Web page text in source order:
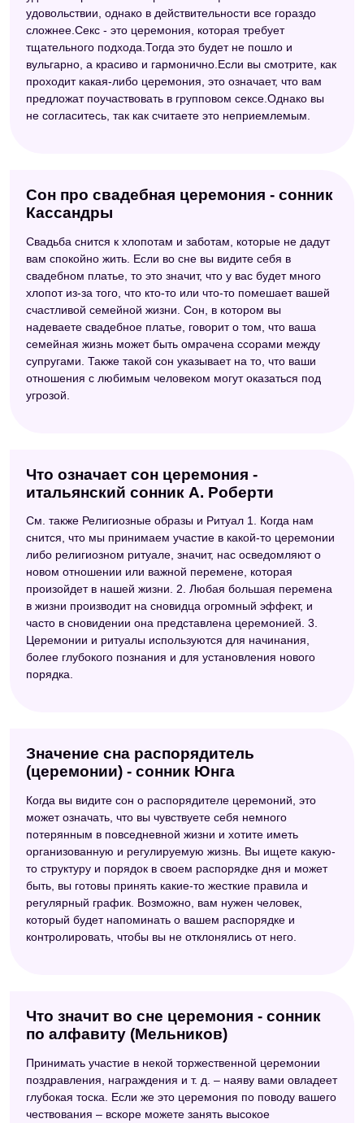
удовольствии, однако в действительности все гораздо
сложнее.Секс - это церемония, которая требует
тщательного подхода.Тогда это будет не пошло и
вульгарно, а красиво и гармонично.Если вы смотрите, как
проходит какая-либо церемония, это означает, что вам
предложат поучаствовать в групповом сексе.Однако вы
не согласитесь, так как считаете это неприемлемым.
Сон про свадебная церемония - сонник
Кассандры
Свадьба снится к хлопотам и заботам, которые не дадут
вам спокойно жить. Если во сне вы видите себя в
свадебном платье, то это значит, что у вас будет много
хлопот из-за того, что кто-то или что-то помешает вашей
счастливой семейной жизни. Сон, в котором вы
надеваете свадебное платье, говорит о том, что ваша
семейная жизнь может быть омрачена ссорами между
супругами. Также такой сон указывает на то, что ваши
отношения с любимым человеком могут оказаться под
угрозой.
Что означает сон церемония -
итальянский сонник А. Роберти
См. также Религиозные образы и Ритуал 1. Когда нам
снится, что мы принимаем участие в какой-то церемонии
либо религиозном ритуале, значит, нас осведомляют о
новом отношении или важной перемене, которая
произойдет в нашей жизни. 2. Любая большая перемена
в жизни производит на сновидца огромный эффект, и
часто в сновидении она представлена церемонией. 3.
Церемонии и ритуалы используются для начинания,
более глубокого познания и для установления нового
порядка.
Значение сна распорядитель
(церемонии) - сонник Юнга
Когда вы видите сон о распорядителе церемоний, это
может означать, что вы чувствуете себя немного
потерянным в повседневной жизни и хотите иметь
организованную и регулируемую жизнь. Вы ищете какую-
то структуру и порядок в своем распорядке дня и может
быть, вы готовы принять какие-то жесткие правила и
регулярный график. Возможно, вам нужен человек,
который будет напоминать о вашем распорядке и
контролировать, чтобы вы не отклонялись от него.
Что значит во сне церемония - сонник
по алфавиту (Мельников)
Принимать участие в некой торжественной церемонии
поздравления, награждения и т. д. – наяву вами овладеет
глубокая тоска. Если же это церемония по поводу вашего
чествования – вскоре можете занять высокое